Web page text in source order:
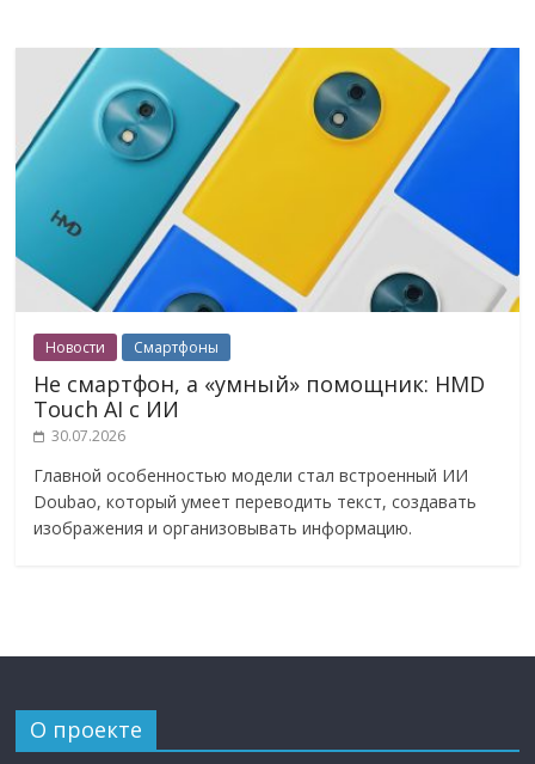
Новости Смартфоны
Не смартфон, а «умный» помощник: HMD
Touch AI с ИИ
30.07.2026
Главной особенностью модели стал встроенный ИИ
Doubao, который умеет переводить текст, создавать
изображения и организовывать информацию.
О проекте